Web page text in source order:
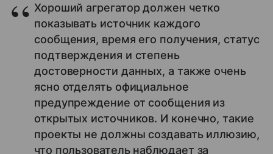
Хороший агрегатор должен четко
показывать источник каждого
сообщения, время его получения, статус
подтверждения и степень
достоверности данных, а также очень
ясно отделять официальное
предупреждение от сообщения из
открытых источников. И конечно, такие
проекты не должны создавать иллюзию,
что пользователь наблюдает за